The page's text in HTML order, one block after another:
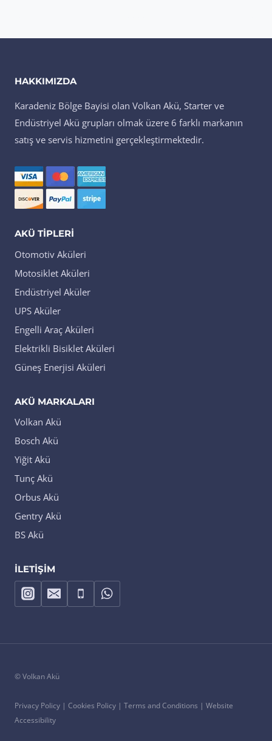
HAKKIMIZDA
Karadeniz Bölge Bayisi olan Volkan Akü, Starter ve
Endüstriyel Akü grupları olmak üzere 6 farklı markanın
satış ve servis hizmetini gerçekleştirmektedir.
AKÜ TIPLERI
Otomotiv Aküleri
Motosiklet Aküleri
Endüstriyel Aküler
UPS Aküler
Engelli Araç Aküleri
Elektrikli Bisiklet Aküleri
Güneş Enerjisi Aküleri
AKÜ MARKALARI
Volkan Akü
Bosch Akü
Yiğit Akü
Tunç Akü
Orbus Akü
Gentry Akü
BS Akü
İLETIŞIM
© Volkan Akü
Privacy Policy | Cookies Policy | Terms and Conditions | Website
Accessibility